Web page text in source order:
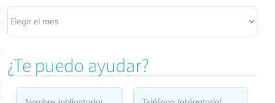
Archivos
¿Te puedo ayudar?